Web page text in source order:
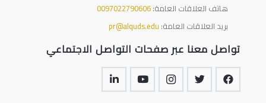
هاتف العلاقات العامة:0097022790606
بريد العلاقات العامة: pr@alquds.edu
تواصل معنا عبر صفحات التواصل الاجتماعي